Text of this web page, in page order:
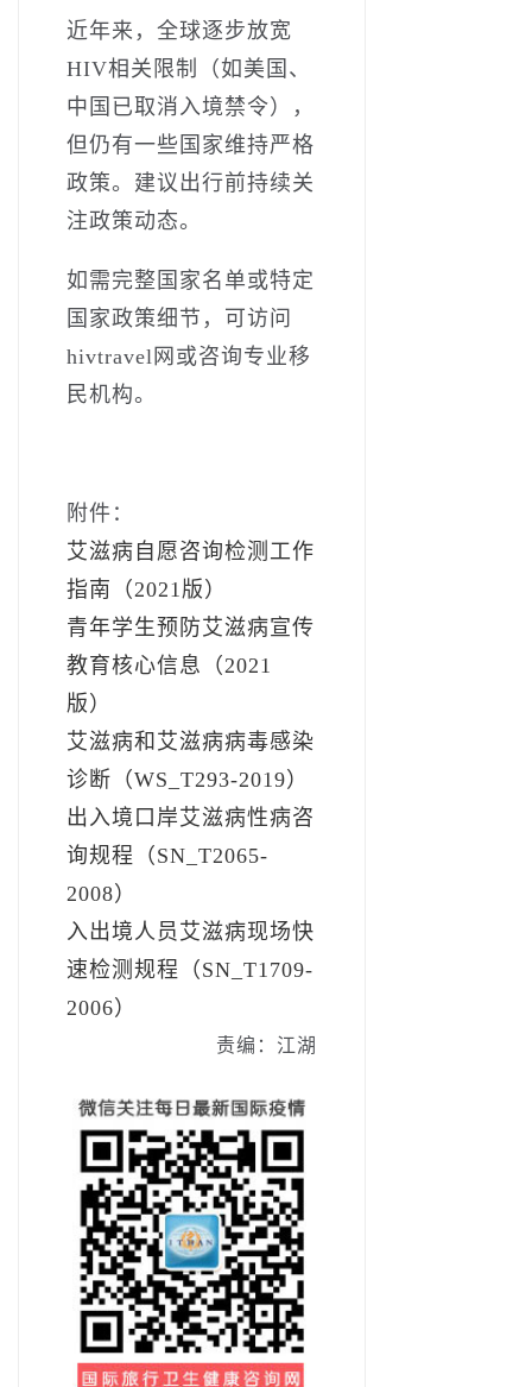
近年来，全球逐步放宽
HIV相关限制（如美国、
中国已取消入境禁令），
但仍有一些国家维持严格
政策。建议出行前持续关
注政策动态。
如需完整国家名单或特定
国家政策细节，可访问
hivtravel网或咨询专业移
民机构。
附件：
艾滋病自愿咨询检测工作
指南（2021版）
青年学生预防艾滋病宣传
教育核心信息（2021
版）
艾滋病和艾滋病病毒感染
诊断（WS_T293-2019）
出入境口岸艾滋病性病咨
询规程（SN_T2065-
2008）
入出境人员艾滋病现场快
速检测规程（SN_T1709-
2006）
责编：江湖